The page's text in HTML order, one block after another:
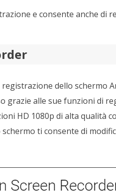
e consente anche di
dello schermo
grazie alle sue funzioni di
HD 1080p di alta qualità
ti consente di